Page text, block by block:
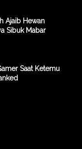
Ajaib Hewan
Sibuk Mabar
Saat Ketemu